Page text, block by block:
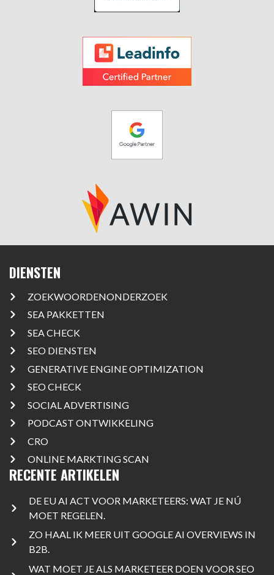
DIENSTEN
ZOEKWOORDENONDERZOEK
SEA PAKKETTEN
SEA CHECK
SEO DIENSTEN
GENERATIVE ENGINE OPTIMIZATION
SEO CHECK
SOCIAL ADVERTISING
PODCAST ONTWIKKELING
CRO
ONLINE MARKTING SCAN
RECENTE ARTIKELEN
DE EU AI ACT VOOR MARKETEERS: WAT JE NÚ
MOET REGELEN.
ZO HAAL IK MEER UIT GOOGLE AI OVERVIEWS IN
B2B.
WAT MOET JE ALS MARKETEER DOEN VOOR SEO